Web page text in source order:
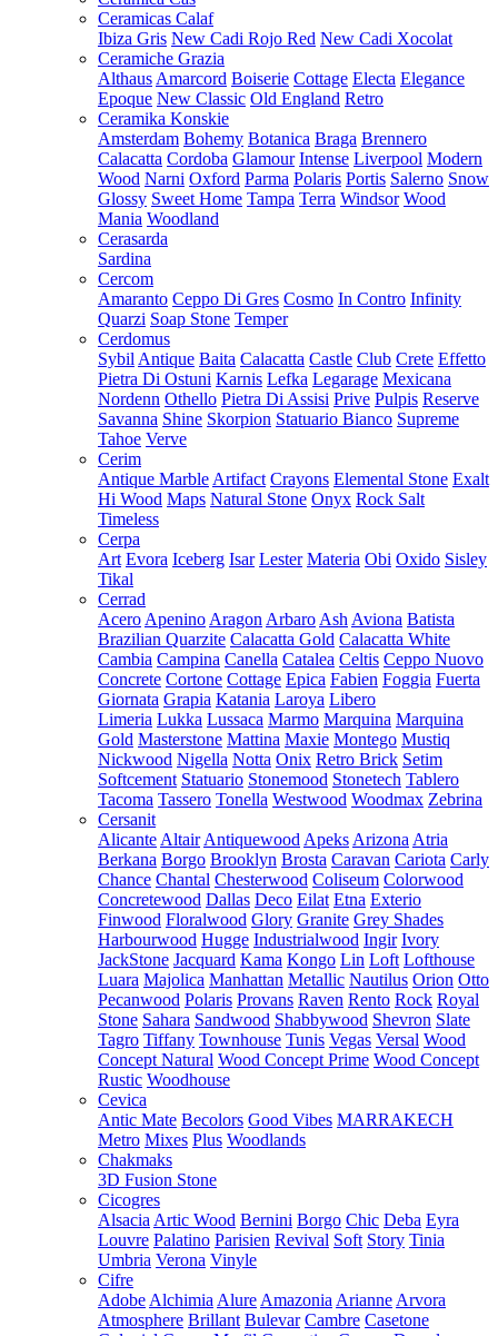
Ceramicas Calaf
Ibiza Gris New Cadi Rojo Red New Cadi Xocolat
Ceramiche Grazia
Althaus Amarcord Boiserie Cottage Electa Elegance
Epoque New Classic Old England Retro
Ceramika Konskie
Amsterdam Bohemy Botanica Braga Brennero
Calacatta Cordoba Glamour Intense Liverpool Modern
Wood Narni Oxford Parma Polaris Portis Salerno Snow
Glossy Sweet Home Tampa Terra Windsor Wood
Mania Woodland
Cerasarda
Sardina
Cercom
Amaranto Ceppo Di Gres Cosmo In Contro Infinity
Quarzi Soap Stone Temper
Cerdomus
Sybil Antique Baita Calacatta Castle Club Crete Effetto
Pietra Di Ostuni Karnis Lefka Legarage Mexicana
Nordenn Othello Pietra Di Assisi Prive Pulpis Reserve
Savanna Shine Skorpion Statuario Bianco Supreme
Tahoe Verve
Cerim
Antique Marble Artifact Crayons Elemental Stone Exalt
Hi Wood Maps Natural Stone Onyx Rock Salt
Timeless
Cerpa
Art Evora Iceberg Isar Lester Materia Obi Oxido Sisley
Tikal
Cerrad
Acero Apenino Aragon Arbaro Ash Aviona Batista
Brazilian Quarzite Calacatta Gold Calacatta White
Cambia Campina Canella Catalea Celtis Ceppo Nuovo
Concrete Cortone Cottage Epica Fabien Foggia Fuerta
Giornata Grapia Katania Laroya Libero
Limeria Lukka Lussaca Marmo Marquina Marquina
Gold Masterstone Mattina Maxie Montego Mustiq
Nickwood Nigella Notta Onix Retro Brick Setim
Softcement Statuario Stonemood Stonetech Tablero
Tacoma Tassero Tonella Westwood Woodmax Zebrina
Cersanit
Alicante Altair Antiquewood Apeks Arizona Atria
Berkana Borgo Brooklyn Brosta Caravan Cariota Carly
Chance Chantal Chesterwood Coliseum Colorwood
Concretewood Dallas Deco Eilat Etna Exterio
Finwood Floralwood Glory Granite Grey Shades
Harbourwood Hugge Industrialwood Ingir Ivory
JackStone Jacquard Kama Kongo Lin Loft Lofthouse
Luara Majolica Manhattan Metallic Nautilus Orion Otto
Pecanwood Polaris Provans Raven Rento Rock Royal
Stone Sahara Sandwood Shabbywood Shevron Slate
Tagro Tiffany Townhouse Tunis Vegas Versal Wood
Concept Natural Wood Concept Prime Wood Concept
Rustic Woodhouse
Cevica
Antic Mate Becolors Good Vibes MARRAKECH
Metro Mixes Plus Woodlands
Chakmaks
3D Fusion Stone
Cicogres
Alsacia Artic Wood Bernini Borgo Chic Deba Eyra
Louvre Palatino Parisien Revival Soft Story Tinia
Umbria Verona Vinyle
Cifre
Adobe Alchimia Alure Amazonia Arianne Arvora
Atmosphere Brillant Bulevar Cambre Casetone